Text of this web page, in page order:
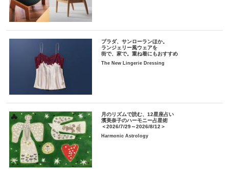
プラダ、サンローランほか。
ランジェリー風ウェアを
街で、家で。重ね着にもおすすめ
The New Lingerie Dressing
月のリズムで読む、12星座占い
濱美奈子のハーモニー占星術
＜2026/7/29～2026/8/12＞
Harmonic Astrology